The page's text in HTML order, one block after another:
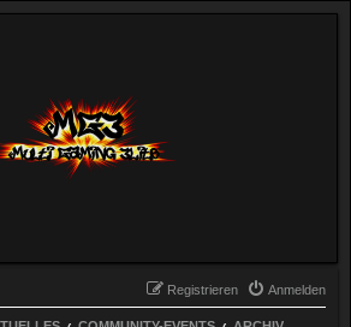
Anmelden
Registrieren